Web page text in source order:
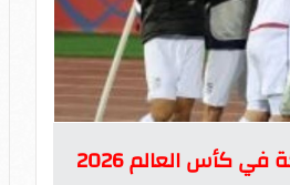
كأس العالم 2026